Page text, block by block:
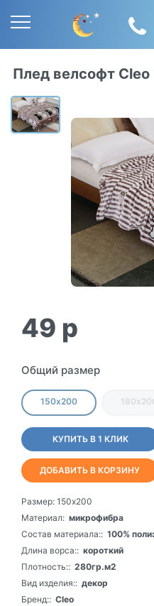
Плед велсофт
49 p
Общий размер
150х200
КУПИТЬ В 1 КЛИК
ДОБАВИТЬ В КОРЗИНУ
Размер: 150х200
Материал: микрофибра
Состав материала:: 100%
Длина ворса:: короткий
Плотность:: 280гр.м2
Вид изделия:: декор
Бренд:: Cleo